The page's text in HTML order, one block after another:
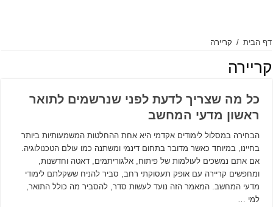
דף הבית / קריירה
קריירה
כל מה שצריך לדעת לפני שנרשמים לתואר
ראשון מדעי המחשב
הבחירה במסלול לימודים אקדמי היא אחת ההחלטות המשמעותיות ביותר
בחיינו, במיוחד כאשר מדובר בתחום דינמי ומשתנה כמו עולם הטכנולוגיה.
אם אתם נמשכים לעולמות של פיתוח, אלגוריתמים, דאטה וחדשנות,
ומחפשים קריירה עם אופק תעסוקתי רחב, סביר להניח ששקלתם לימודי
מדעי המחשב. המאמר הזה נועד לעשות סדר, להסביר מה כולל התואר,
למי …